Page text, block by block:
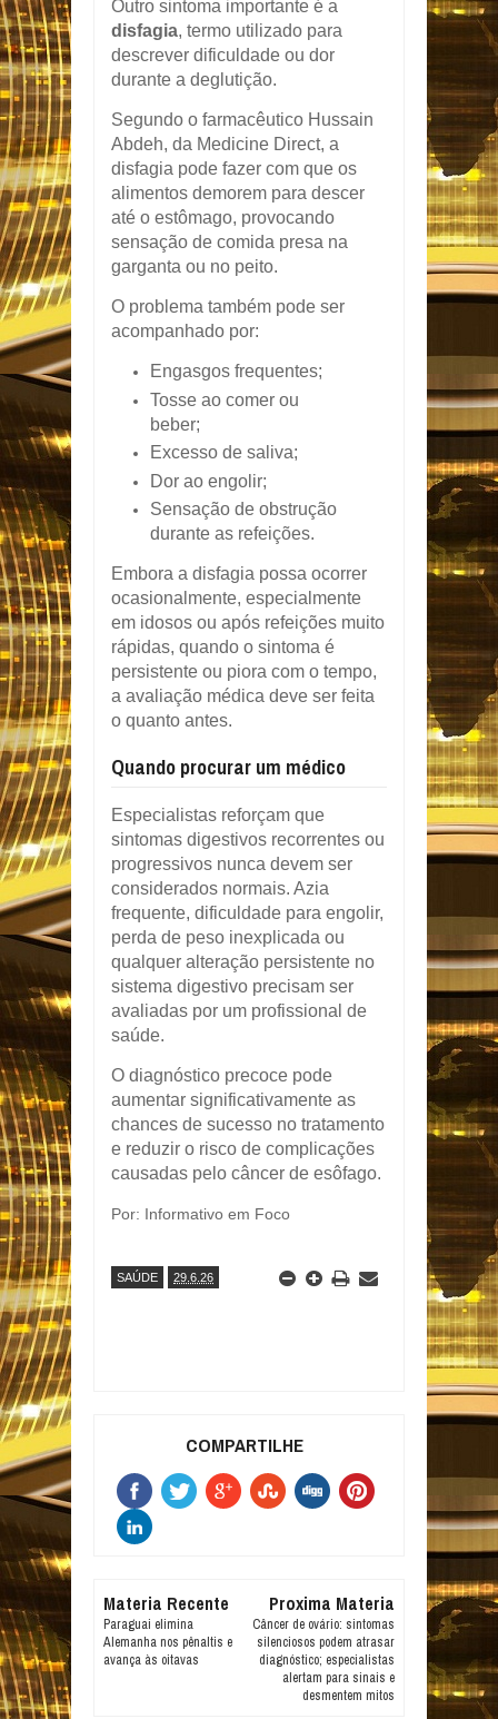
Outro sintoma importante é a
disfagia, termo utilizado para
descrever dificuldade ou dor
durante a deglutição.
Segundo o farmacêutico Hussain
Abdeh, da Medicine Direct, a
disfagia pode fazer com que os
alimentos demorem para descer
até o estômago, provocando
sensação de comida presa na
garganta ou no peito.
O problema também pode ser
acompanhado por:
Engasgos frequentes;
Tosse ao comer ou
beber;
Excesso de saliva;
Dor ao engolir;
Sensação de obstrução
durante as refeições.
Embora a disfagia possa ocorrer
ocasionalmente, especialmente
em idosos ou após refeições muito
rápidas, quando o sintoma é
persistente ou piora com o tempo,
a avaliação médica deve ser feita
o quanto antes.
Quando procurar um médico
Especialistas reforçam que
sintomas digestivos recorrentes ou
progressivos nunca devem ser
considerados normais. Azia
frequente, dificuldade para engolir,
perda de peso inexplicada ou
qualquer alteração persistente no
sistema digestivo precisam ser
avaliadas por um profissional de
saúde.
O diagnóstico precoce pode
aumentar significativamente as
chances de sucesso no tratamento
e reduzir o risco de complicações
causadas pelo câncer de esôfago.
Por: Informativo em Foco
SAÚDE 29.6.26
COMPARTILHE
Materia Recente
Paraguai elimina
Alemanha nos pênaltis e
avança às oitavas
Proxima Materia
Câncer de ovário: sintomas
silenciosos podem atrasar
diagnóstico; especialistas
alertam para sinais e
desmentem mitos